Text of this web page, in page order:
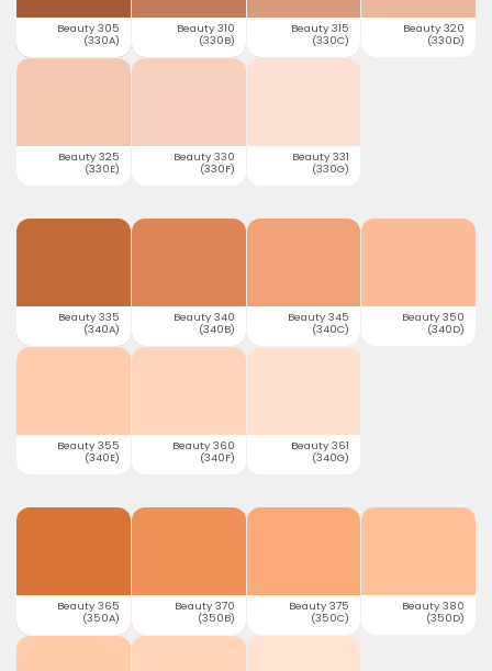
Beauty 305
(330A)
Beauty 310
(330B)
Beauty 315
(330C)
Beauty 320
(330D)
Beauty 325
(330E)
Beauty 330
(330F)
Beauty 331
(330G)
Beauty 335
(340A)
Beauty 340
(340B)
Beauty 345
(340C)
Beauty 350
(340D)
Beauty 355
(340E)
Beauty 360
(340F)
Beauty 361
(340G)
Beauty 365
(350A)
Beauty 370
(350B)
Beauty 375
(350C)
Beauty 380
(350D)